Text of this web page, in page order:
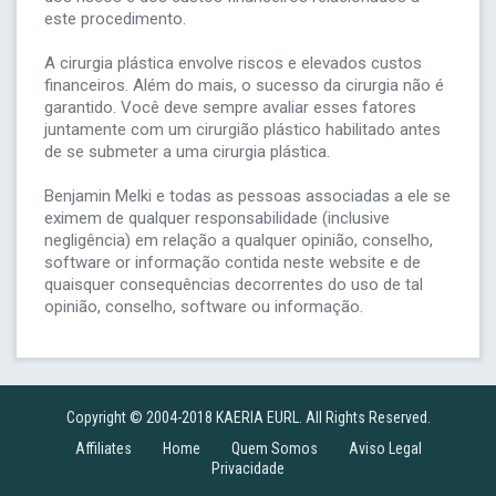
este procedimento.
A cirurgia plástica envolve riscos e elevados custos
financeiros. Além do mais, o sucesso da cirurgia não é
garantido. Você deve sempre avaliar esses fatores
juntamente com um cirurgião plástico habilitado antes
de se submeter a uma cirurgia plástica.
Benjamin Melki e todas as pessoas associadas a ele se
eximem de qualquer responsabilidade (inclusive
negligência) em relação a qualquer opinião, conselho,
software or informação contida neste website e de
quaisquer consequências decorrentes do uso de tal
opinião, conselho, software ou informação.
Copyright © 2004-2018 KAERIA EURL. All Rights Reserved.
Affiliates
Home Quem Somos
Aviso Legal
Privacidade